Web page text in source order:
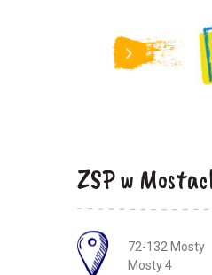
ZSP w
Adres
72-132 Mosty
Mosty 4